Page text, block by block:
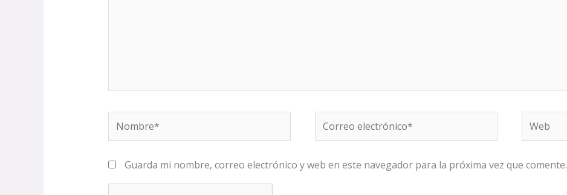
Nombre*
Correo
electrónico*
Web
Guarda mi nombre, correo electrónico y web en este navegador para la próxima vez que comente.